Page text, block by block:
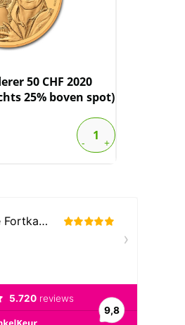
50 CHF 2020
25% boven spot)
op!